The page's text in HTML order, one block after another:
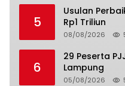
5
Usulan
Rp1 Triliun
08/08/2026
6
29 Peserta PJJ
Lampung
05/08/2026